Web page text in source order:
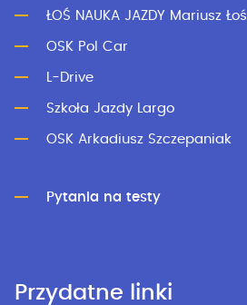
ŁOŚ NAUKA JAZDY Mariusz Łoś
OSK Pol Car
L-Drive
Szkoła Jazdy Largo
OSK Arkadiusz Szczepaniak
Pytania na testy
Przydatne linki